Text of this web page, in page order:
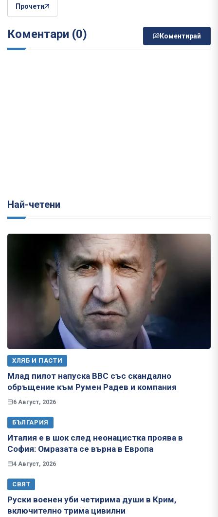
Прочети
Коментари (0) Коментирай
Най-четени
ХЛЯБ И ПАСТИ
Млад пилот напуска ВВС със скандално
обръщение към Румен Радев и компания
6 Август, 2026
БЪЛГАРИЯ
Италия е в шок след неонацистка проява в
София: Омразата се върна в Европа
4 Август, 2026
СВЯТ
Руски военен уби четирима души в Крим,
включително трима цивилни